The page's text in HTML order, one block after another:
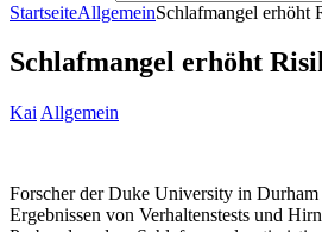
StartseiteAllgemeinSchlafmangel erhöht
Schlafmangel erhöht
Kai Allgemein
Forscher der Duke University in Durham
Ergebnissen von Verhaltenstests und